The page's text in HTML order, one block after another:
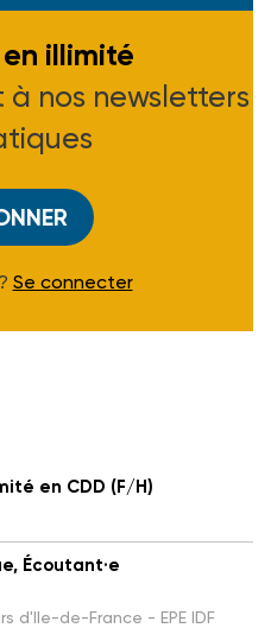
illimité
nos newsletters
Se connecter
en CDD (F/H)
Écoutant·e
d'Ile-de-France - EPE IDF